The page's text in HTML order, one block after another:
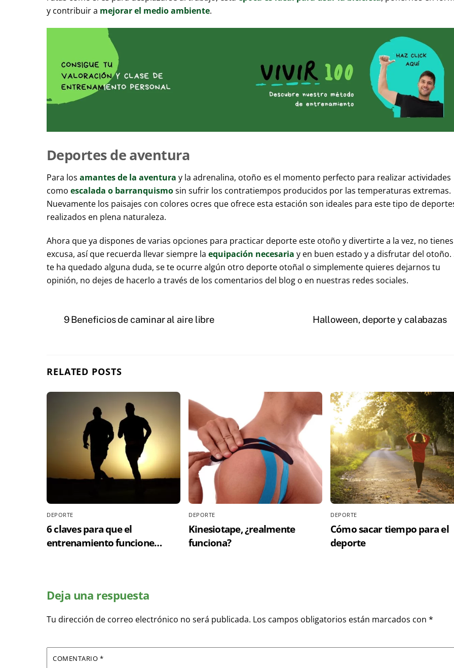
y contribuir a mejorar el medio ambiente.
Deportes de aventura
Para los amantes de la aventura y la adrenalina, otoño es el momento perfecto para realizar actividades
como escalada o barranquismosin sufrir los contratiempos producidos por las temperaturas extremas.
Nuevamente los paisajes con colores ocres que ofrece esta estación son ideales para este tipo de
realizados en plena naturaleza.
Ahora que ya dispones de varias opciones para practicar deporte este otoño y divertirte a la vez, no tienes
excusa, así que recuerda llevar siempre la equipación necesaria y en buen estado y a disfrutar del otoño.
te ha quedado alguna duda, se te ocurre algún otro deporte otoñal o simplemente quieres dejarnos tu
opinión, no dejes de hacerlo a través de los comentarios del blog o en nuestras redes sociales.
9 Beneficios de caminar al aire libre Halloween, deporte y calabazas
RELATED POSTS
DEPORTE
6 claves para que el
entrenamiento funcione
DEPORTE
Kinesiotape, ¿realmente
funciona?
DEPORTE
Cómo sacar tiempo para el
deporte
Deja una respuesta
Tu dirección de correo electrónico no será publicada. Los campos obligatorios están marcados con *
COMENTARIO *